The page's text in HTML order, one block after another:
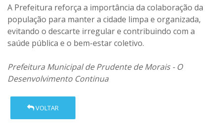
A Prefeitura reforça a importância da colaboração da
população para manter a cidade limpa e organizada,
evitando o descarte irregular e contribuindo com a
saúde pública e o bem-estar coletivo.
Prefeitura Municipal de Prudente de Morais - O
Desenvolvimento Continua
VOLTAR